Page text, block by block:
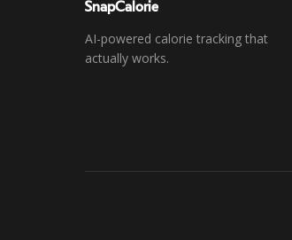
SnapCalorie
AI-powered calorie tracking that
actually works.